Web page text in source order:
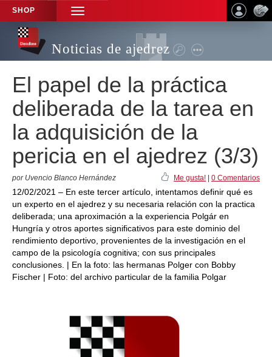
SHOP
TOGGLE
NAVIGATION
Noticias de ajedrez
El papel de la práctica
deliberada de la tarea en
la adquisición de la
pericia en el ajedrez (3/3)
por Uvencio Blanco Hernández Me gusta! 0 Comentarios
12/02/2021 – En este tercer artículo, intentamos definir qué es
un experto en el ajedrez y su necesaria relación con la practica
deliberada; una aproximación a la experiencia Polgár en
Hungría y otros aportes significativos para este dominio del
rendimiento deportivo, provenientes de la investigación en el
campo de la psicología cognitiva; con sus principales
conclusiones. | En la foto: las hermanas Polger con Bobby
Fischer | Foto: del archivo particular de la familia Polgar